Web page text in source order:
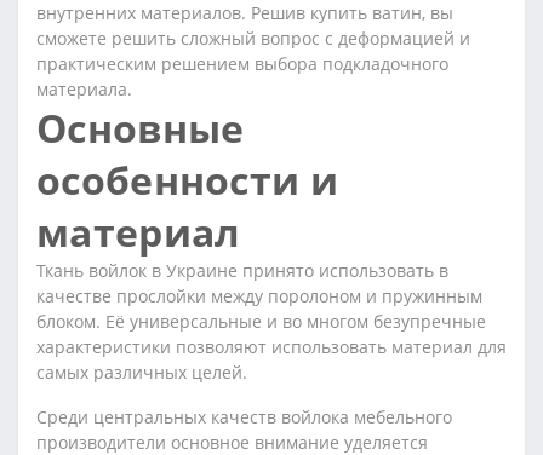
внутренних материалов. Решив купить ватин, вы
сможете решить сложный вопрос с деформацией и
практическим решением выбора подкладочного
материала.
Основные
особенности и
материал
Ткань войлок в Украине принято использовать в
качестве прослойки между поролоном и пружинным
блоком. Её универсальные и во многом безупречные
характеристики позволяют использовать материал для
самых различных целей.
Среди центральных качеств войлока мебельного
производители основное внимание уделяется